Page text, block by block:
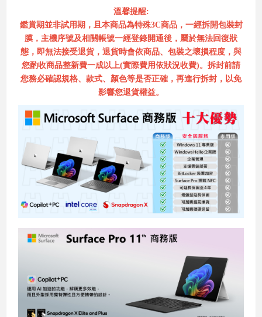
溫馨提醒:
鑑賞期並非試用期，且本商品為特殊3C商品，一經拆開包裝封
膜，主機序號及相關帳號一經登錄開通後，屬於無法回復狀
態，即無法接受退貨，退貨時會依商品、包裝之壞損程度，與
您酌收商品整新費一成以上(實際費用依狀況收費)。拆封前請
您務必確認規格、款式、顏色等是否正確，再進行拆封，以免
影響您退貨權益。